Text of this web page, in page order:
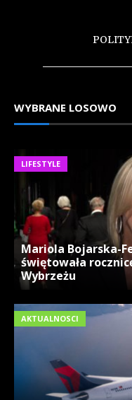
WYBRANE LOSOWO
LIFESTYLE
Mariola Bojarska-
świętowała
Wybrzeżu
AKTUALNOSCI